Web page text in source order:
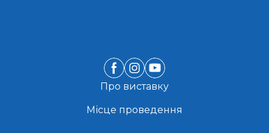
Про виставку
Місце проведення